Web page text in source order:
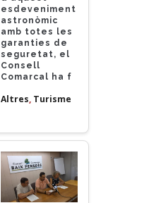
esdeveniment
astronòmic
amb totes les
garanties de
seguretat, el
Consell
Comarcal ha f
Altres, Turisme